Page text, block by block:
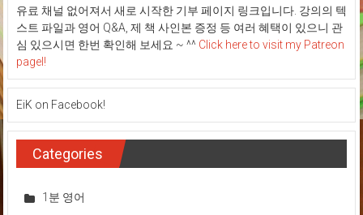
유료 채널 없어져서 새로 시작한 기부 페이지 링크입니다. 강의의 텍
스트 파일과 영어 Q&A, 제 책 사인본 증정 등 여러 혜택이 있으니 관
심 있으시면 한번 확인해 보세요 ~ ^^ Click here to visit my Patreon
pagel!
EiK on Facebook!
Categories
1분 영어